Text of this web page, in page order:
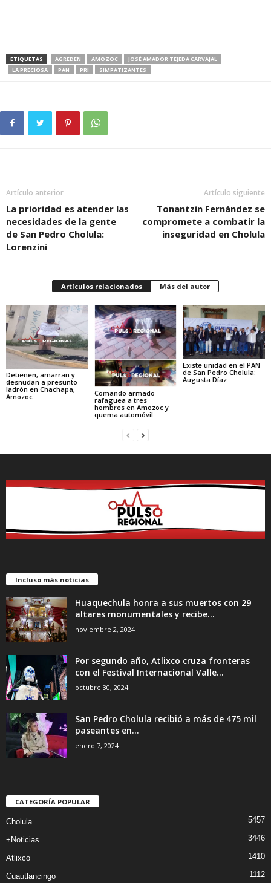
ETIQUETAS AGREDEN AMOZOC
JOSÉ AMADOR TEJEDA CARVAJAL
LA PRECIOSA
PAN PRI SIMPATIZANTES
Artículo anterior
La prioridad es atender las
necesidades de la gente
de San Pedro Cholula:
Lorenzini
Artículo siguiente
Tonantzin Fernández se
compromete a combatir la
inseguridad en Cholula
Artículos relacionados Más del autor
Detienen, amarran y
desnudan a presunto
ladrón en Chachapa,
Amozoc
Comando armado
rafaguea a tres
hombres en Amozoc y
quema automóvil
Existe unidad en el PAN
de San Pedro Cholula:
Augusta Díaz
Incluso más noticias
Huaquechula honra a sus muertos con 29
altares monumentales y recibe...
noviembre 2, 2024
Por segundo año, Atlixco cruza fronteras
con el Festival Internacional Valle...
octubre 30, 2024
San Pedro Cholula recibió a más de 475 mil
paseantes en...
enero 7, 2024
CATEGORÍA POPULAR
Cholula 5457
+Noticias 3446
Atlixco 1410
Cuautlancingo 1112